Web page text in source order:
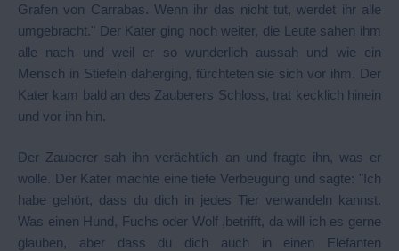
Grafen von Carrabas. Wenn ihr das nicht tut, werdet ihr alle
umgebracht." Der Kater ging noch weiter, die Leute sahen ihm
alle nach und weil er so wunderlich aussah und wie ein
Mensch in Stiefeln daherging, fürchteten sie sich vor ihm. Der
Kater kam bald an des Zauberers Schloss, trat kecklich hinein
und vor ihn hin.
Der Zauberer sah ihn verächtlich an und fragte ihn, was er
wolle. Der Kater machte eine tiefe Verbeugung und sagte: "Ich
habe gehört, dass du dich in jedes Tier verwandeln kannst.
Was einen Hund, Fuchs oder Wolf ,betrifft, da will ich es gerne
glauben, aber dass du dich auch in einen Elefanten